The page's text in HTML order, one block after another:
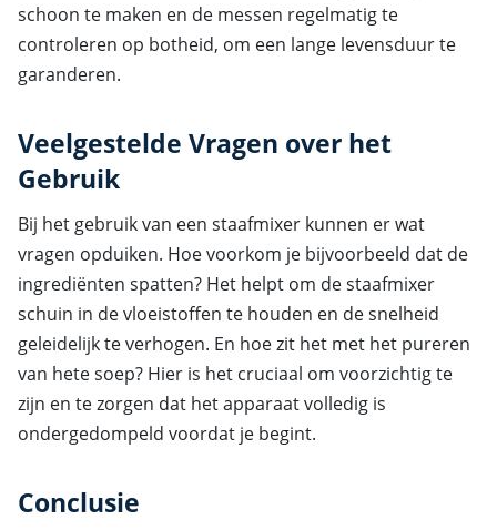
schoon te maken en de messen regelmatig te
controleren op botheid, om een lange levensduur te
garanderen.
Veelgestelde Vragen over het
Gebruik
Bij het gebruik van een staafmixer kunnen er wat
vragen opduiken. Hoe voorkom je bijvoorbeeld dat de
ingrediënten spatten? Het helpt om de staafmixer
schuin in de vloeistoffen te houden en de snelheid
geleidelijk te verhogen. En hoe zit het met het pureren
van hete soep? Hier is het cruciaal om voorzichtig te
zijn en te zorgen dat het apparaat volledig is
ondergedompeld voordat je begint.
Conclusie